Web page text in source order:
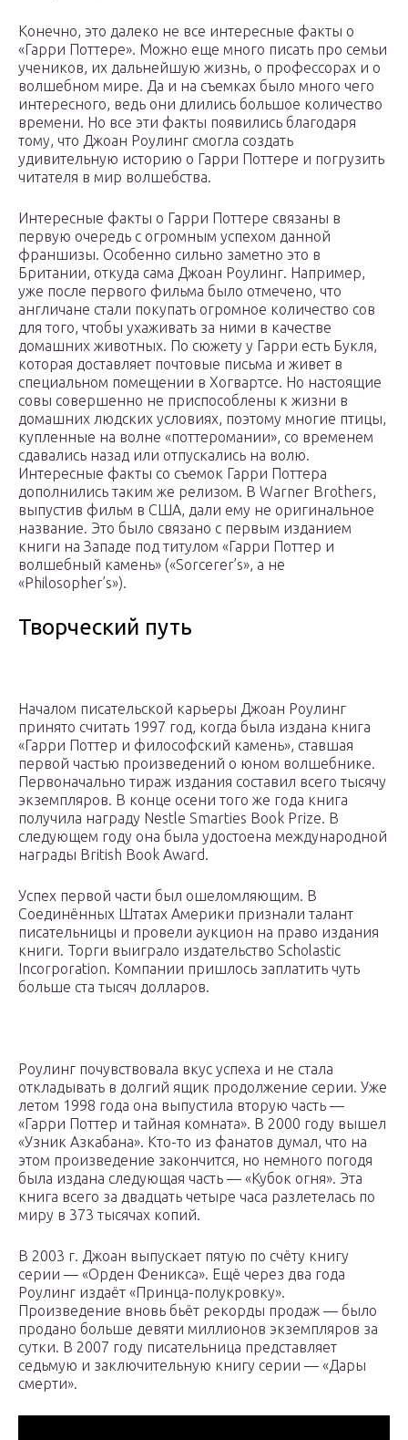
Конечно, это далеко не все интересные факты о
«Гарри Поттере». Можно еще много писать про семьи
учеников, их дальнейшую жизнь, о профессорах и о
волшебном мире. Да и на съемках было много чего
интересного, ведь они длились большое количество
времени. Но все эти факты появились благодаря
тому, что Джоан Роулинг смогла создать
удивительную историю о Гарри Поттере и погрузить
читателя в мир волшебства.
Интересные факты о Гарри Поттере связаны в
первую очередь с огромным успехом данной
франшизы. Особенно сильно заметно это в
Британии, откуда сама Джоан Роулинг. Например,
уже после первого фильма было отмечено, что
англичане стали покупать огромное количество сов
для того, чтобы ухаживать за ними в качестве
домашних животных. По сюжету у Гарри есть Букля,
которая доставляет почтовые письма и живет в
специальном помещении в Хогвартсе. Но настоящие
совы совершенно не приспособлены к жизни в
домашних людских условиях, поэтому многие птицы,
купленные на волне «поттеромании», со временем
сдавались назад или отпускались на волю.
Интересные факты со съемок Гарри Поттера
дополнились таким же релизом. В Warner Brothers,
выпустив фильм в США, дали ему не оригинальное
название. Это было связано с первым изданием
книги на Западе под титулом «Гарри Поттер и
волшебный камень» («Sorcerer’s», а не
«Philosopher’s»).
Творческий путь
Началом писательской карьеры Джоан Роулинг
принято считать 1997 год, когда была издана книга
«Гарри Поттер и философский камень», ставшая
первой частью произведений о юном волшебнике.
Первоначально тираж издания составил всего тысячу
экземпляров. В конце осени того же года книга
получила награду Nestle Smarties Book Prize. В
следующем году она была удостоена международной
награды British Book Award.
Успех первой части был ошеломляющим. В
Соединённых Штатах Америки признали талант
писательницы и провели аукцион на право издания
книги. Торги выиграло издательство Scholastic
Incorporation. Компании пришлось заплатить чуть
больше ста тысяч долларов.
Роулинг почувствовала вкус успеха и не стала
откладывать в долгий ящик продолжение серии. Уже
летом 1998 года она выпустила вторую часть —
«Гарри Поттер и тайная комната». В 2000 году вышел
«Узник Азкабана». Кто-то из фанатов думал, что на
этом произведение закончится, но немного погодя
была издана следующая часть — «Кубок огня». Эта
книга всего за двадцать четыре часа разлетелась по
миру в 373 тысячах копий.
В 2003 г. Джоан выпускает пятую по счёту книгу
серии — «Орден Феникса». Ещё через два года
Роулинг издаёт «Принца-полукровку».
Произведение вновь бьёт рекорды продаж — было
продано больше девяти миллионов экземпляров за
сутки. В 2007 году писательница представляет
седьмую и заключительную книгу серии — «Дары
смерти».